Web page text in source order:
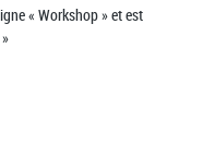
« Workshop » et est